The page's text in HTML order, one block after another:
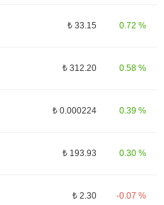
₺ 33.15 0.72 %
₺ 312.20 0.58 %
₺ 0.000224 0.39 %
₺ 193.93 0.30 %
₺ 2.30 -0.07 %